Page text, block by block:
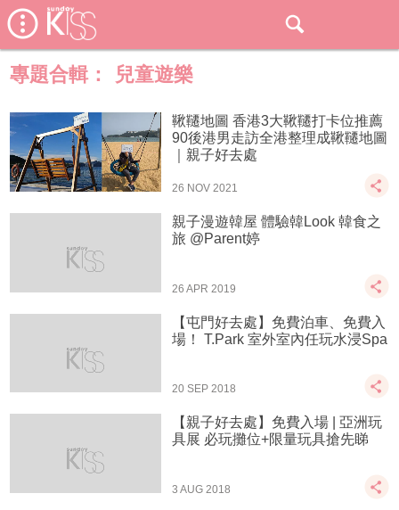
專題合輯： 兒童遊樂
鞦韆地圖 香港3大鞦韆打卡位推薦
90後港男走訪全港整理成鞦韆地圖
｜親子好去處
26 NOV 2021
親子漫遊韓屋 體驗韓Look 韓食之
旅 @Parent婷
26 APR 2019
【屯門好去處】免費泊車、免費入
場！ T.Park 室外室內任玩水浸Spa
20 SEP 2018
【親子好去處】免費入場 | 亞洲玩
具展 必玩攤位+限量玩具搶先睇
3 AUG 2018